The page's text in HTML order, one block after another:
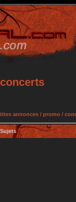
annonces / promo /
Sujets